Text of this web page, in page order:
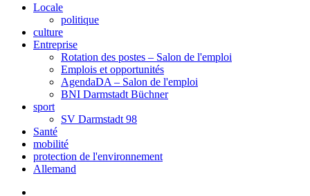
Locale
politique
culture
Entreprise
Rotation des postes – Salon de l'emploi
Emplois et opportunités
AgendaDA – Salon de l'emploi
BNI Darmstadt Büchner
sport
SV Darmstadt 98
Santé
mobilité
protection de l'environnement
Allemand